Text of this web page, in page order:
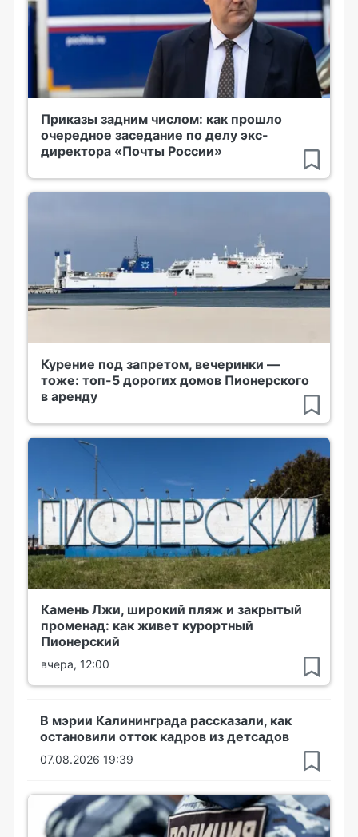
Приказы задним числом: как прошло
очередное заседание по делу экс-
директора «Почты России»
Курение под запретом, вечеринки —
тоже: топ-5 дорогих домов Пионерского
в аренду
Камень Лжи, широкий пляж и закрытый
променад: как живет курортный
Пионерский
вчера, 12:00
В мэрии Калининграда рассказали, как
остановили отток кадров из детсадов
07.08.2026 19:39